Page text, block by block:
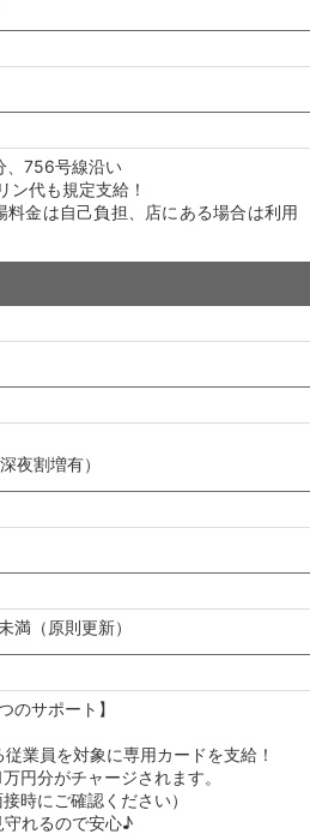
、756号線沿い
代も規定支給！
金は自己負担、店にある場合は利用
夜割増有）
満（原則更新）
のサポート】
業員を対象に専用カードを支給！
円分がチャージされます。
時にご確認ください）
れるので安心♪